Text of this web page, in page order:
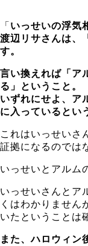
「 いっせいの浮気
渡辺リサさんは、
す。
言い換えれば「ア
る」ということ。
いずれにせよ、ア
に入っているとい
これはいっせいさ
証拠になるのでは
いっせいとアルム
いっせいさんとア
くはわかりません
いたということは
また、ハロウィン